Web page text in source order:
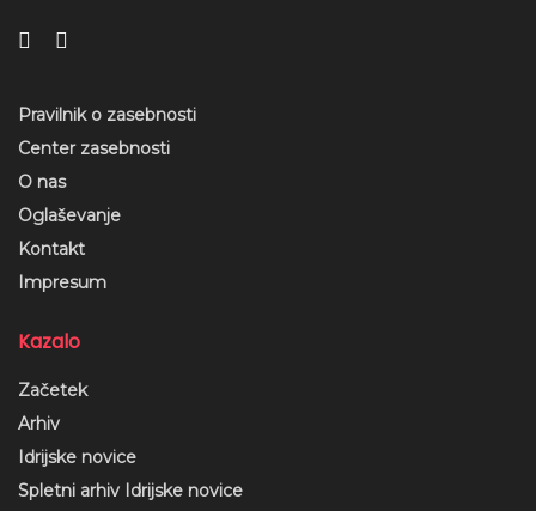
Pravilnik o zasebnosti
Center zasebnosti
O nas
Oglaševanje
Kontakt
Impresum
Kazalo
Začetek
Arhiv
Idrijske novice
Spletni arhiv Idrijske novice